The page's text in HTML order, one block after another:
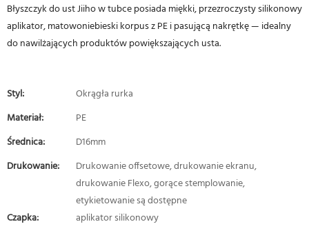
Błyszczyk do ust Jiiho w tubce posiada miękki, przezroczysty silikonowy
aplikator, matowoniebieski korpus z PE i pasującą nakrętkę — idealny
do nawilżających produktów powiększających usta.
Styl:
Okrągła rurka
Materiał:
PE
Średnica:
D16mm
Drukowanie:
Drukowanie offsetowe, drukowanie ekranu,
drukowanie Flexo, gorące stemplowanie,
etykietowanie są dostępne
Czapka:
aplikator silikonowy